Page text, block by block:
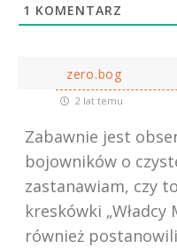
1 KOMENTARZ
zero.bog
2 lat temu
Zabawnie jest
bojowników o
zastanawiam, czy
kreskówki „Władcy
również